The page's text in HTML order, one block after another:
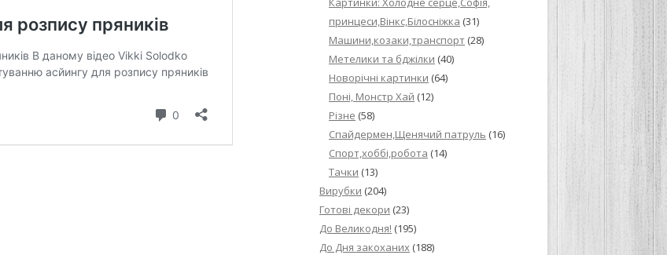
принцеси,Вінкс,Білосніжка (31)
Машини,козаки,транспорт (28)
Метелики та бджілки (40)
Новорічні картинки (64)
Поні, Монстр Хай (12)
Різне (58)
Спайдермен,Щенячий патруль (16)
Спорт,хоббі,робота (14)
Тачки (13)
Вирубки (204)
Готові декори (23)
До Великодня! (195)
До Дня закоханих (188)